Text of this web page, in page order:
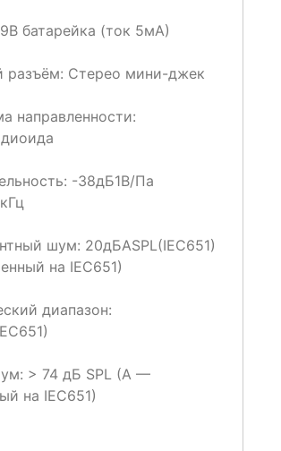
батарейка (ток 5мА)
разъём: Стерео мини-джек
направленности:
-38дБ1В/Па
шум: 20дБASPL(IEC651)
на IEC651)
диапазон:
> 74 дБ SPL (А —
на IEC651)